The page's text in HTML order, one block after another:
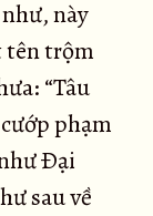
này
tên trộm
“Tâu
phạm
Ðại
sau về